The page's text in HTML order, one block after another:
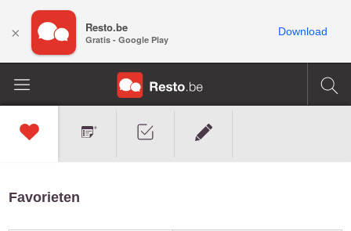
Favorieten
× Resto.be
Gratis - Google Play
Download